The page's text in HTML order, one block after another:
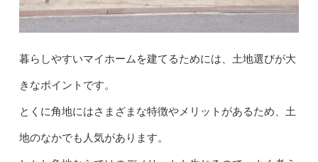
暮らしやすいマイホームを建てるためには、土地選びが大
きなポイントです。
とくに角地にはさまざまな特徴やメリットがあるため、土
地のなかでも人気があります。